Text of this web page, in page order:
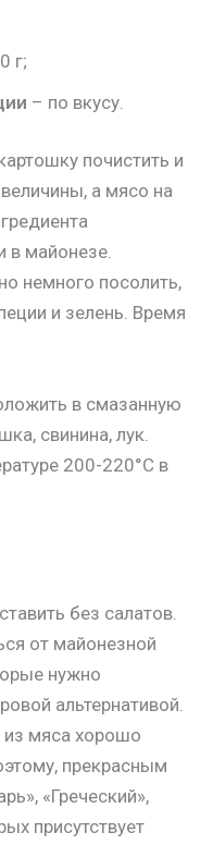
г;
– по вкусу.
почистить и
а мясо на
в майонезе.
немного посолить,
и зелень. Время
в смазанную
свинина, лук.
200-220°C в
без салатов.
от майонезной
нужно
альтернативой.
из мяса хорошо
прекрасным
«Греческий»,
присутствует